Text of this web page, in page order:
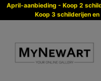
April-aanbieding - Koop 2
Koop 3 schilderijen